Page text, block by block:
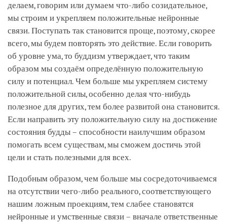
делаем, говорим или думаем что-либо созидательное,
мы строим и укрепляем положительные нейронные
связи. Поступать так становится проще, поэтому, скорее
всего, мы будем повторять это действие. Если говорить
об уровне ума, то буддизм утверждает, что таким
образом мы создаём определённую положительную
силу и потенциал. Чем больше мы укрепляем систему
положительной силы, особенно делая что-нибудь
полезное для других, тем более развитой она становится.
Если направить эту положительную силу на достижение
состояния будды – способности наилучшим образом
помогать всем существам, мы сможем достичь этой
цели и стать полезными для всех.
Подобным образом, чем больше мы сосредоточиваемся
на отсутствии чего-либо реального, соответствующего
нашим ложным проекциям, тем слабее становятся
нейронные и умственные связи – вначале ответственные